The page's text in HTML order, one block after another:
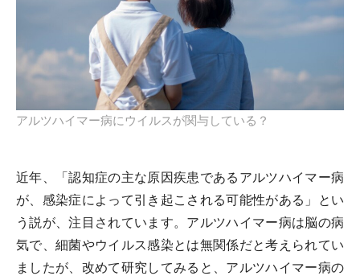
アルツハイマー病にウイルスが関与している？
近年、「認知症の主な原因疾患であるアルツハイマー病
が、感染症によって引き起こされる可能性がある」とい
う説が、注目されています。アルツハイマー病は脳の病
気で、細菌やウイルス感染とは無関係だと考えられてい
ましたが、改めて研究してみると、アルツハイマー病の